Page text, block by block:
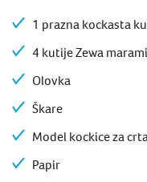
1 prazna kockasta
4 kutije Zewa
Olovka
Škare
Model kockice za
Papir